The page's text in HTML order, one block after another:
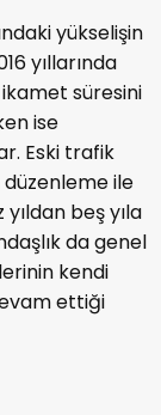
yükselişin
yıllarında
süresini
ise
Eski trafik
düzenleme ile
beş yıla
da genel
kendi
ettiği